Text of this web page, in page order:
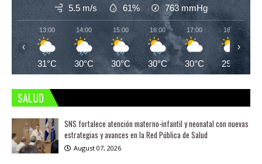
5.5 m/s 61% 763mmHg
13:00
31°C
14:00
30°C
15:00
30°C
16:00
30°C
17:00
30°C
18:00
29°C
‹ ›
SALUD
SNS fortalece atención materno-infantil y neonatal con nuevas
estrategias y avances en la Red Pública de Salud
August 07, 2026